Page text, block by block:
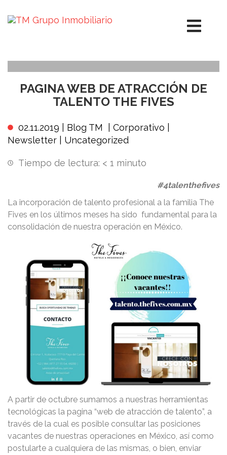
PAGINA WEB DE ATRACCIÓN DE
TALENTO THE FIVES
02.11.2019 | Blog TM Corporativo
Newsletter
Uncategorized
Tiempo de lectura: < 1 minuto
#4talenthefives
La incorporación de talento profesional a la familia The
Fives en los últimos meses ha sido fundamental para la
consolidación de nuestra operación en México.
A partir de octubre sumamos a nuestras herramientas
tecnológicas la pagina “web de atracción de talento”, a
través de la cual es posible consultar las posiciones
vacantes de nuestras operaciones en México, así como
postularte a cualquiera de las mismas, o bien, enviar